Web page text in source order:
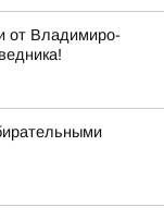
от Владимиро-